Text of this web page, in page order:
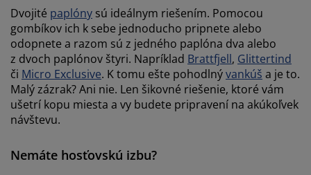
Dvojité paplóny sú ideálnym riešením. Pomocou
gombíkov ich k sebe jednoducho pripnete alebo
odopnete a razom sú z jedného paplóna dva alebo
z dvoch paplónov štyri. Napríklad Brattfjell, Glittertind
či Micro Exclusive. K tomu ešte pohodlnývankúš a je to.
Malý zázrak? Ani nie. Len šikovné riešenie, ktoré vám
ušetrí kopu miesta a vy budete pripravení na akúkoľvek
návštevu.
Nemáte hosťovskú izbu?